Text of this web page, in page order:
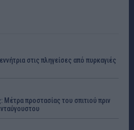
στις πληγείσες από πυρκαγιές
προστασίας του σπιτιού πριν